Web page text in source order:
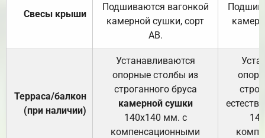
Свесы крыши
Подшиваются вагонкой
камерной сушки, сорт
АВ.
Терраса/балкон
(при наличии)
Устанавливаются
опорные столбы из
строганного бруса
камерной сушки
140х140 мм. с
компенсационными